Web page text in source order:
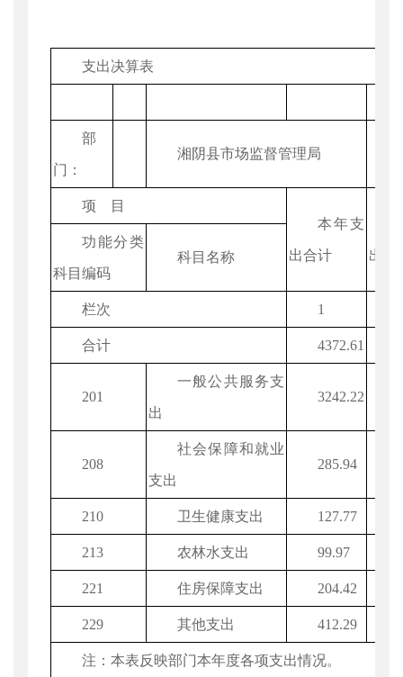
支出决算表
部
门：
湘阴县市场监督管理局
项 目
本年支
出合计 出
功能分类
科目编码
科目名称
栏次 1
合计 4372.61
201
一般公共服务支
出
3242.22
208
社会保障和就业
支出
285.94
210 卫生健康支出 127.77
213 农林水支出 99.97
221 住房保障支出 204.42
229 其他支出 412.29
注：本表反映部门本年度各项支出情况。